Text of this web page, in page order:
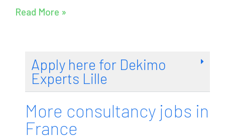
Read More »
Apply here for Dekimo
Experts Lille
More consultancy jobs in
France